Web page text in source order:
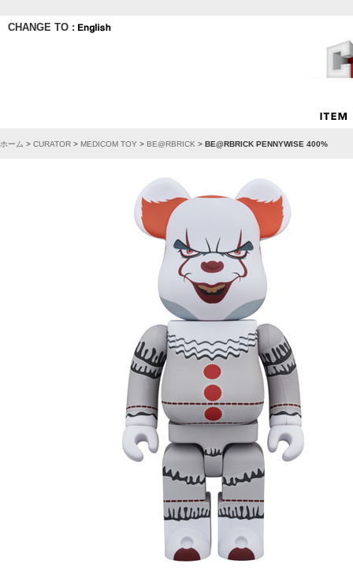
CHANGE TO :
ホーム > CURATOR > MEDICOM TOY > BE@RBRICK > BE@RBRICK PENNYWISE 400%